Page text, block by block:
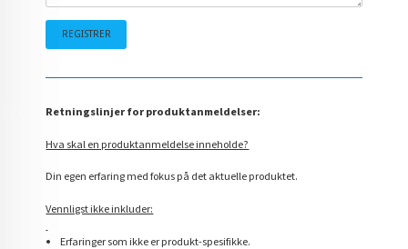
Retningslinjer for produktanmeldelser:
Hva skal en produktanmeldelse inneholde?
Din egen erfaring med fokus på det aktuelle produktet.
Vennligst ikke inkluder:
Erfaringer som ikke er produkt-spesifikke.